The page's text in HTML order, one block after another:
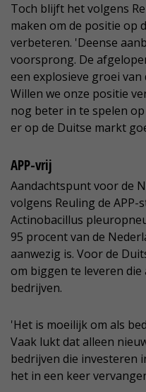
Toch blijft het volgens
maken om de positie op
verbeteren. 'Deense
voorsprong. De
een explosieve groei
Willen we onze positie
nog beter in te spelen
er op de Duitse markt
APP-vrij
Aandachtspunt voor de
volgens Reuling de APP-
Actinobacillus
95 procent van de
aanwezig is. Voor de
om biggen te leveren
bedrijven.
'Het is moeilijk om als
Vaak lukt dat alleen
bedrijven die investeren
het in een keer